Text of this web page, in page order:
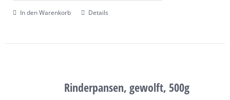
In den Warenkorb Details
Rinderpansen, gewolft, 500g